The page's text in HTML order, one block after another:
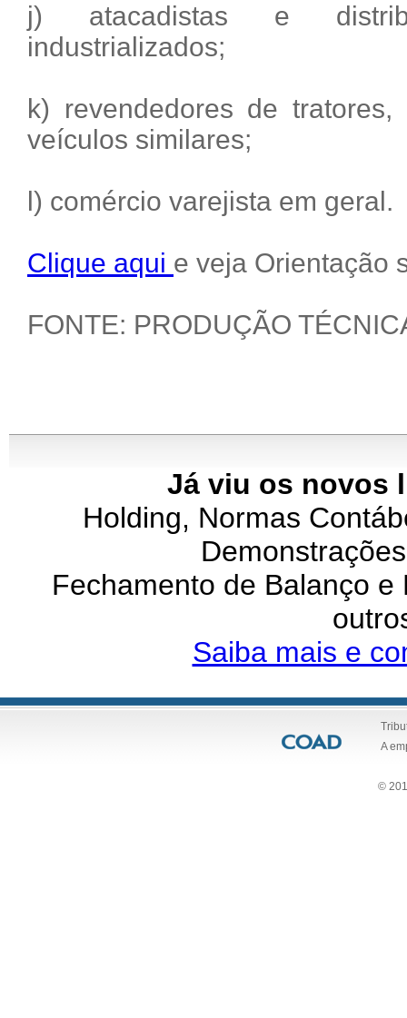
j) atacadistas e
industrializados;
k) revendedores de
veículos similares;
l) comércio varejista em geral.
Clique aqui e veja Orientação
FONTE: PRODUÇÃO
Já viu os novos
Holding, Normas
Fechamento de Balanço
Saiba mais e
A
©